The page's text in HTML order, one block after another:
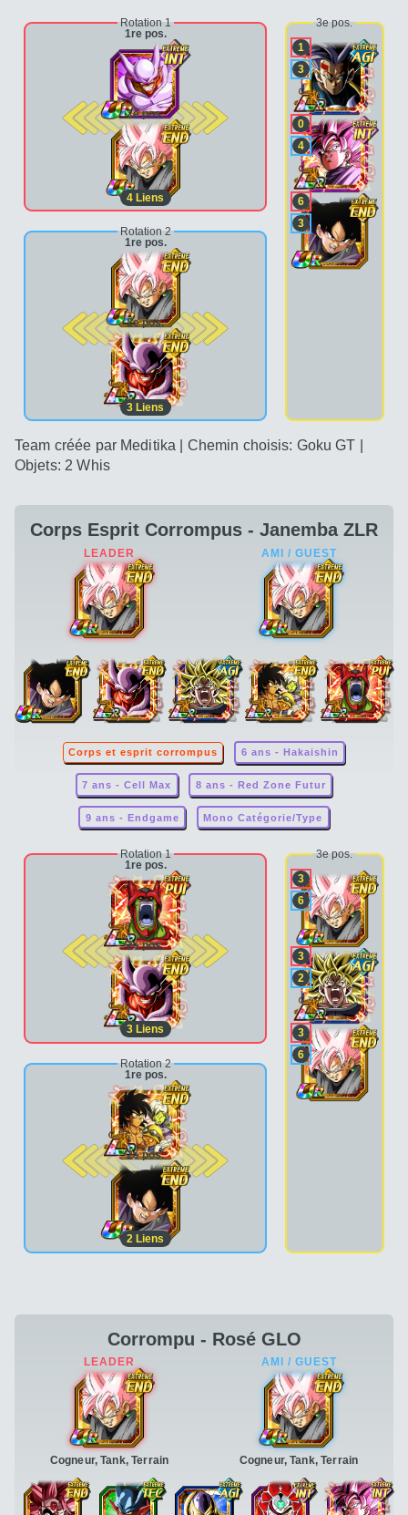
Rotation 1
1re pos.
2e pos.
4 Liens
Rotation 2
1re pos.
2e pos.
3 Liens
3e pos.
1
3
0
4
6
3
Team créée par Meditika | Chemin choisis: Goku GT |
Objets: 2 Whis
Corps Esprit Corrompus - Janemba ZLR
Corps et esprit corrompus 6 ans - Hakaishin
7 ans - Cell Max 8 ans - Red Zone Futur
9 ans - Endgame Mono Catégorie/Type
Rotation 1
1re pos.
2e pos.
3 Liens
Rotation 2
1re pos.
2e pos.
2 Liens
3e pos.
3
6
3
2
3
6
Corrompu - Rosé GLO
Cogneur, Tank, Terrain Cogneur, Tank, Terrain